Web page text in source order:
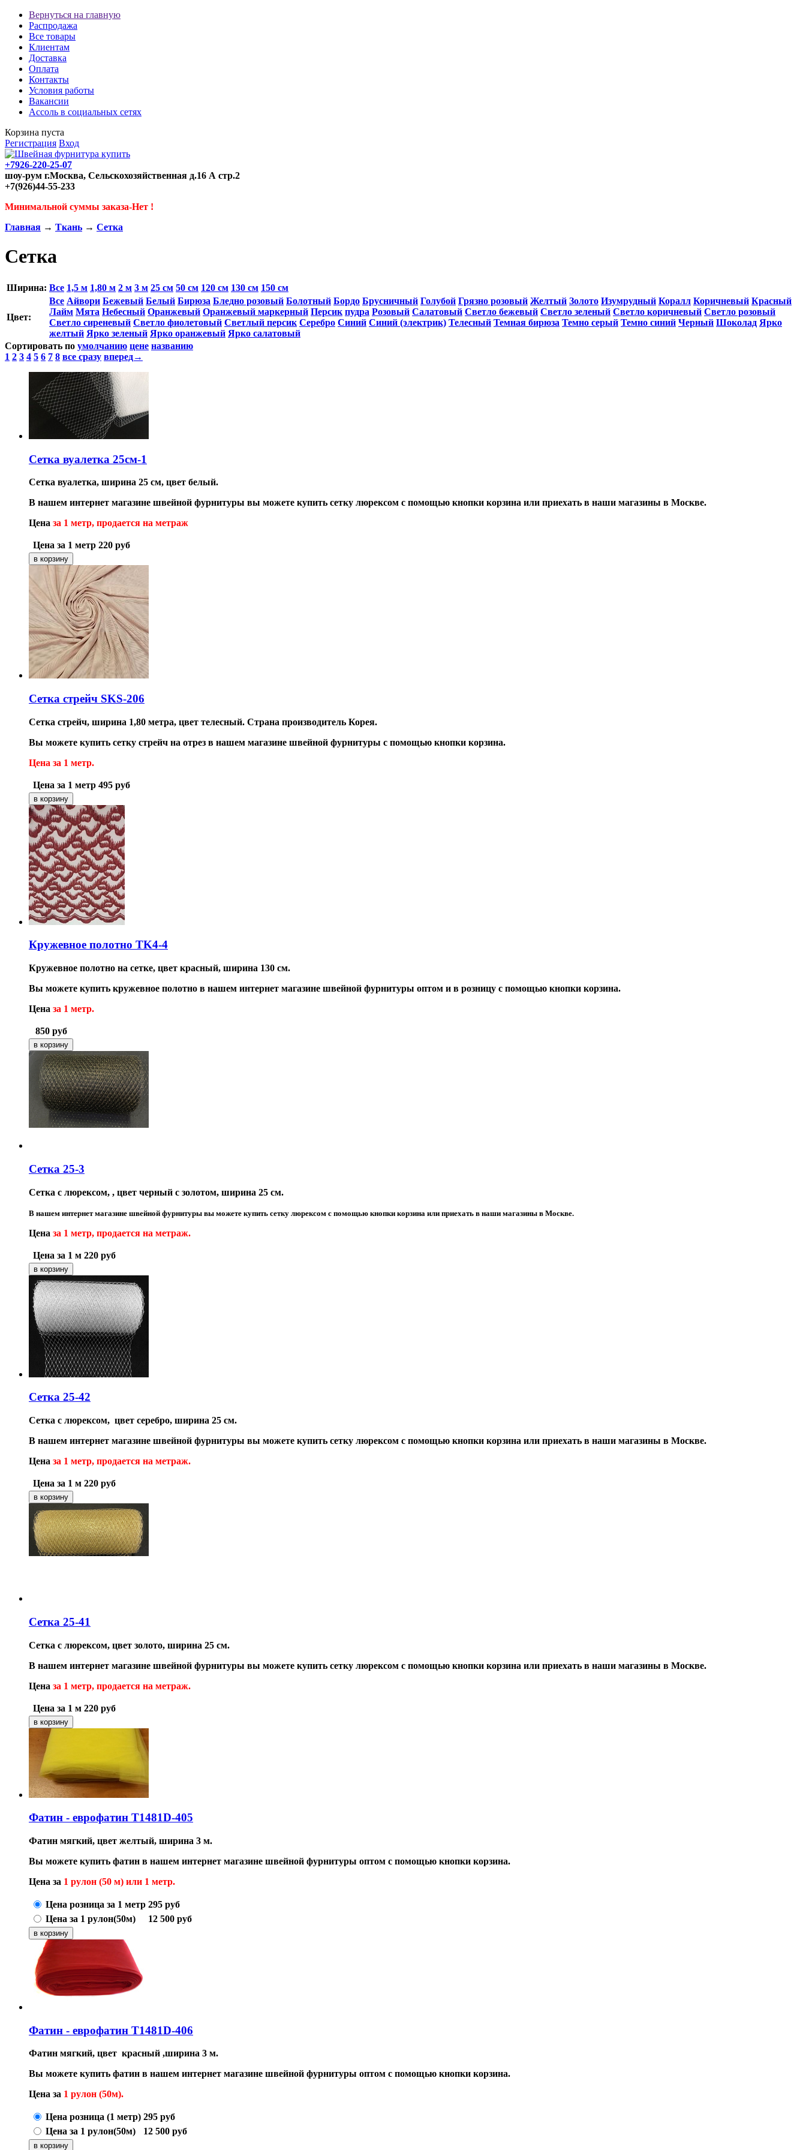
Вернуться на главную
Распродажа
Все товары
Клиентам
Доставка
Оплата
Контакты
Условия работы
Вакансии
Ассоль в социальных сетях
Корзина пуста
Регистрация Вход
+7926-220-25-07
шоу-рум г.Москва, Сельскохозяйственная д.16 А стр.2
+7(926)44-55-233
Минимальной суммы заказа-Нет !
Главная → Ткань → Сетка
Сетка
Ширина: Все 1,5 м 1,80 м 2 м 3 м 25 см 50 см 120 см 130 см 150 см
Цвет:
Все Айвори Бежевый Белый Бирюза Бледно розовый Болотный Бордо Брусничный Голубой Грязно розовый Желтый Золото Изумрудный Коралл Коричневый Красный
Лайм Мята Небесный Оранжевый Оранжевый маркерный Персик пудра Розовый Салатовый Светло бежевый Светло зеленый Светло коричневый Светло розовый
Светло сиреневый Светло фиолетовый Светлый персик Серебро Синий Синий (электрик) Телесный Темная бирюза Темно серый Темно синий Черный Шоколад Ярко
желтый Ярко зеленый Ярко оранжевый Ярко салатовый
Сортировать по умолчанию цене названию
1 2 3 4 5 6 7 8 все сразу вперед→
Сетка вуалетка 25см-1
Сетка вуалетка, ширина 25 см, цвет белый.
В нашем интернет магазине швейной фурнитуры вы можете купить сетку люрексом с помощью кнопки корзина или приехать в наши магазины в Москве.
Цена за 1 метр, продается на метраж
Цена за 1 метр 220 руб
Сетка стрейч SKS-206
Сетка стрейч, ширина 1,80 метра, цвет телесный. Страна производитель Корея.
Вы можете купить сетку стрейч на отрез в нашем магазине швейной фурнитуры с помощью кнопки корзина.
Цена за 1 метр.
Цена за 1 метр 495 руб
Кружевное полотно TK4-4
Кружевное полотно на сетке, цвет красный, ширина 130 см.
Вы можете купить кружевное полотно в нашем интернет магазине швейной фурнитуры оптом и в розницу с помощью кнопки корзина.
Цена за 1 метр.
850 руб
Сетка 25-3
Сетка с люрексом, , цвет черный с золотом, ширина 25 см.
В нашем интернет магазине швейной фурнитуры вы можете купить сетку люрексом с помощью кнопки корзина или приехать в наши магазины в Москве.
Цена за 1 метр, продается на метраж.
Цена за 1 м 220 руб
Сетка 25-42
Сетка с люрексом, цвет серебро, ширина 25 см.
В нашем интернет магазине швейной фурнитуры вы можете купить сетку люрексом с помощью кнопки корзина или приехать в наши магазины в Москве.
Цена за 1 метр, продается на метраж.
Цена за 1 м 220 руб
Сетка 25-41
Сетка с люрексом, цвет золото, ширина 25 см.
В нашем интернет магазине швейной фурнитуры вы можете купить сетку люрексом с помощью кнопки корзина или приехать в наши магазины в Москве.
Цена за 1 метр, продается на метраж.
Цена за 1 м 220 руб
Фатин - еврофатин T1481D-405
Фатин мягкий, цвет желтый, ширина 3 м.
Вы можете купить фатин в нашем интернет магазине швейной фурнитуры оптом с помощью кнопки корзина.
Цена за 1 рулон (50 м) или 1 метр.
Цена розница за 1 метр 295 руб
Цена за 1 рулон(50м)
12 500 руб
Фатин - еврофатин T1481D-406
Фатин мягкий, цвет красный ,ширина 3 м.
Вы можете купить фатин в нашем интернет магазине швейной фурнитуры оптом с помощью кнопки корзина.
Цена за 1 рулон (50м).
Цена розница (1 метр) 295 руб
Цена за 1 рулон(50м)
12 500 руб